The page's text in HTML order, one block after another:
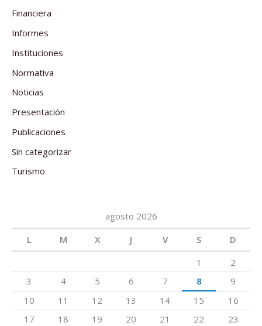
Financiera
Informes
Instituciones
Normativa
Noticias
Presentación
Publicaciones
Sin categorizar
Turismo
agosto 2026
L
M X J V S
D
1
2
3
4 5 6 7 8
9
10
11 12 13 14 15
16
17
18 19 20 21 22
23